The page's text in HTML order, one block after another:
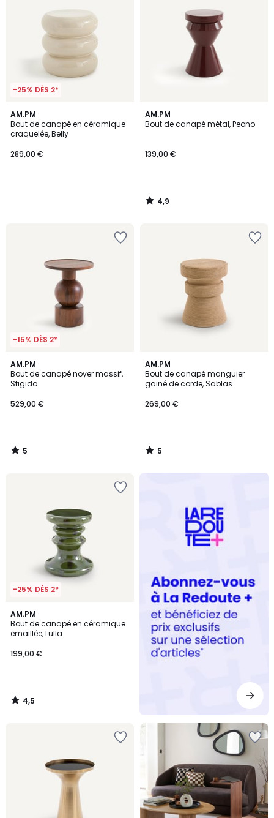
-25% DÈS 2*
AM.PM
Bout de canapé en céramique
craquelée, Belly
289,00 €
AM.PM
Bout de canapé métal, Peono
139,00 €
4,9
/ 5
4,9
/
-15% DÈS 2*
AM.PM
Bout de canapé noyer massif,
Stigido
529,00 €
5
/
5
5
/
AM.PM
Bout de canapé manguier
gainé de corde, Sablas
269,00 €
5
/
5
5
/
-25% DÈS 2*
AM.PM
Bout de canapé en céramique
émaillée, Lulla
199,00 €
4,5
/ 5
4,5
/